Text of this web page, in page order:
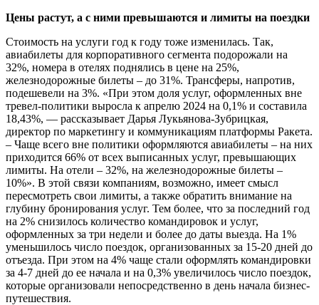
Цены растут, а с ними превышаются и лимиты на поездки
Стоимость на услуги год к году тоже изменилась. Так,
авиабилеты для корпоративного сегмента подорожали на
32%, номера в отелях поднялись в цене на 25%,
железнодорожные билеты – до 31%. Трансферы, напротив,
подешевели на 3%. «При этом доля услуг, оформленных вне
тревел-политики выросла к апрелю 2024 на 0,1% и составила
18,43%, — рассказывает Дарья Лукьянова-Зубрицкая,
директор по маркетингу и коммуникациям платформы Ракета.
– Чаще всего вне политики оформляются авиабилеты – на них
приходится 66% от всех выписанных услуг, превышающих
лимиты. На отели – 32%, на железнодорожные билеты –
10%». В этой связи компаниям, возможно, имеет смысл
пересмотреть свои лимиты, а также обратить внимание на
глубину бронирования услуг. Тем более, что за последний год
на 2% снизилось количество командировок и услуг,
оформленных за три недели и более до даты выезда. На 1%
уменьшилось число поездок, организованных за 15-20 дней до
отъезда. При этом на 4% чаще стали оформлять командировки
за 4-7 дней до ее начала и на 0,3% увеличилось число поездок,
которые организовали непосредственно в день начала бизнес-
путешествия.